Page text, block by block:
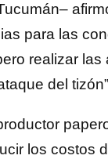
para las
realizar
del
los costos